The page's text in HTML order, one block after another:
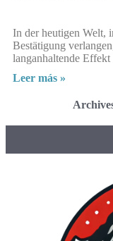
In der heutigen Welt,
Bestätigung
langanhaltende
Leer más »